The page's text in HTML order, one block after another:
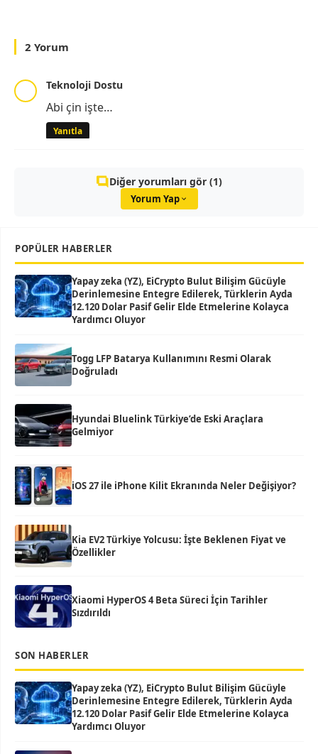
2 Yorum
Teknoloji Dostu
Abi çin işte…
Yanıtla
Diğer yorumları gör (1)
Yorum Yap
POPÜLER HABERLER
Yapay zeka (YZ), EiCrypto Bulut Bilişim Gücüyle
Derinlemesine Entegre Edilerek, Türklerin Ayda
12.120 Dolar Pasif Gelir Elde Etmelerine Kolayca
Yardımcı Oluyor
Togg LFP Batarya Kullanımını Resmi Olarak
Doğruladı
Hyundai Bluelink Türkiye’de Eski Araçlara
Gelmiyor
iOS 27 ile iPhone Kilit Ekranında Neler Değişiyor?
Kia EV2 Türkiye Yolcusu: İşte Beklenen Fiyat ve
Özellikler
Xiaomi HyperOS 4 Beta Süreci İçin Tarihler
Sızdırıldı
SON HABERLER
Yapay zeka (YZ), EiCrypto Bulut Bilişim Gücüyle
Derinlemesine Entegre Edilerek, Türklerin Ayda
12.120 Dolar Pasif Gelir Elde Etmelerine Kolayca
Yardımcı Oluyor